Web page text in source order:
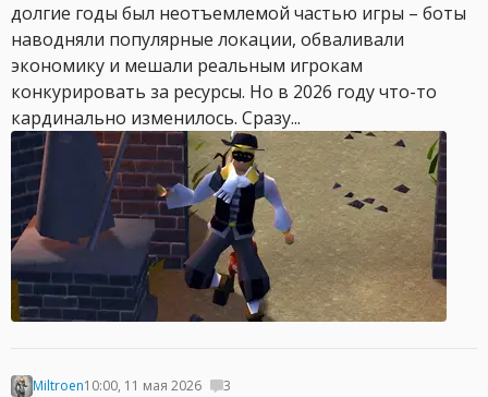
долгие годы был неотъемлемой частью игры – боты
наводняли популярные локации, обваливали
экономику и мешали реальным игрокам
конкурировать за ресурсы. Но в 2026 году что-то
кардинально изменилось. Сразу...
Miltroen10:00, 11 мая 2026 3